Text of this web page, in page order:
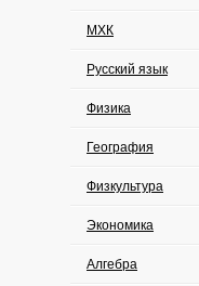
МХК
Русский язык
Физика
География
Физкультура
Экономика
Алгебра